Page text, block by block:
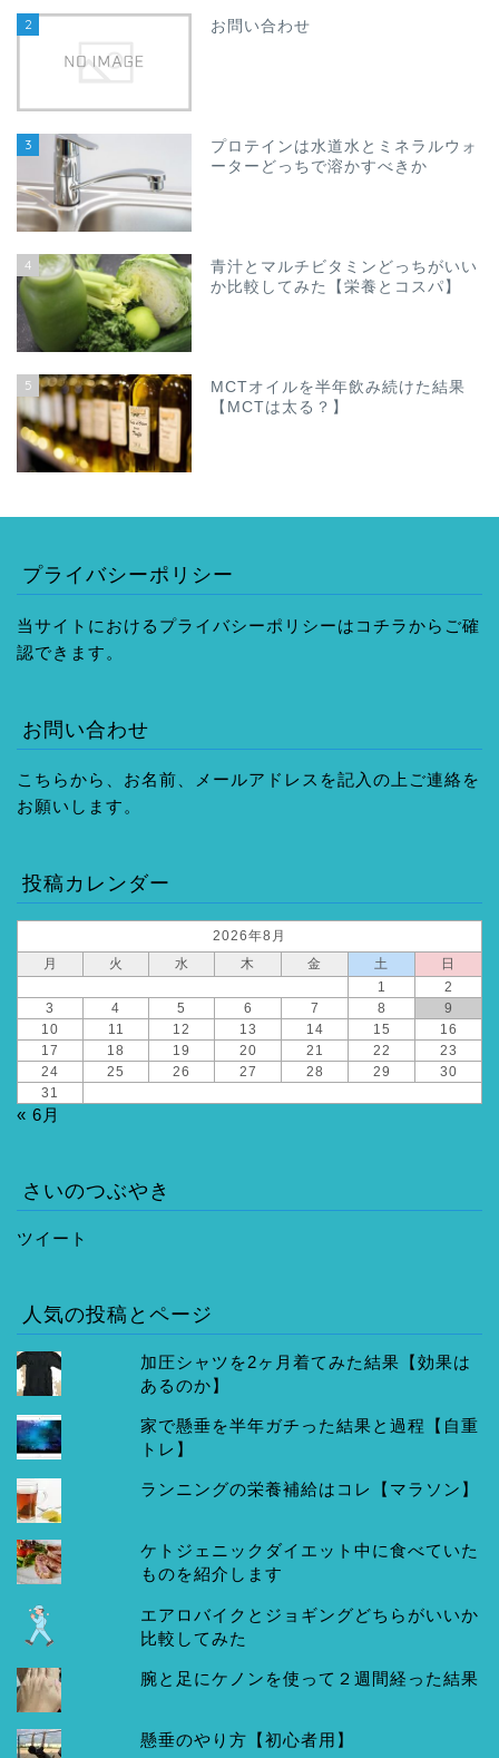
2 お問い合わせ
3
プロテインは水道水とミネラルウォ
ーターどっちで溶かすべきか
4
青汁とマルチビタミンどっちがいい
か比較してみた【栄養とコスパ】
5
MCTオイルを半年飲み続けた結果
【MCTは太る？】
プライバシーポリシー
当サイトにおけるプライバシーポリシーはコチラからご確
認できます。
お問い合わせ
こちらから、お名前、メールアドレスを記入の上ご連絡を
お願いします。
投稿カレンダー
2026年8月
月
火 水 木 金 土
日
1
2
3
4 5 6 7 8
9
10
11 12 13 14 15
16
17
18 19 20 21 22
23
24
25 26 27 28 29
30
31
« 6月
さいのつぶやき
ツイート
人気の投稿とページ
加圧シャツを2ヶ月着てみた結果【効果は
あるのか】
家で懸垂を半年ガチった結果と過程【自重
トレ】
ランニングの栄養補給はコレ【マラソン】
ケトジェニックダイエット中に食べていた
ものを紹介します
エアロバイクとジョギングどちらがいいか
比較してみた
腕と足にケノンを使って２週間経った結果
懸垂のやり方【初心者用】